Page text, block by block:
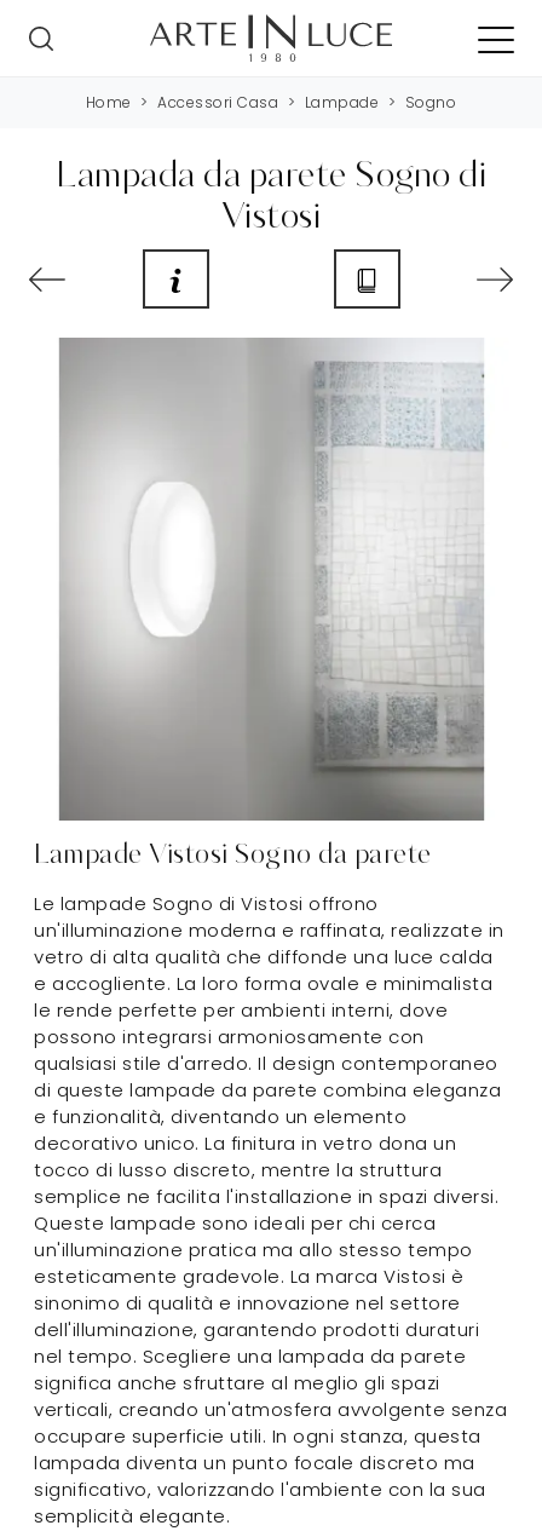
Home > Accessori Casa > Lampade > Sogno
Lampada da parete Sogno di
Vistosi
Lampade Vistosi Sogno da parete
Le lampade Sogno di Vistosi offrono
un'illuminazione moderna e raffinata, realizzate in
vetro di alta qualità che diffonde una luce calda
e accogliente. La loro forma ovale e minimalista
le rende perfette per ambienti interni, dove
possono integrarsi armoniosamente con
qualsiasi stile d'arredo. Il design contemporaneo
di queste lampade da parete combina eleganza
e funzionalità, diventando un elemento
decorativo unico. La finitura in vetro dona un
tocco di lusso discreto, mentre la struttura
semplice ne facilita l'installazione in spazi diversi.
Queste lampade sono ideali per chi cerca
un'illuminazione pratica ma allo stesso tempo
esteticamente gradevole. La marca Vistosi è
sinonimo di qualità e innovazione nel settore
dell'illuminazione, garantendo prodotti duraturi
nel tempo. Scegliere una lampada da parete
significa anche sfruttare al meglio gli spazi
verticali, creando un'atmosfera avvolgente senza
occupare superficie utili. In ogni stanza, questa
lampada diventa un punto focale discreto ma
significativo, valorizzando l'ambiente con la sua
semplicità elegante.